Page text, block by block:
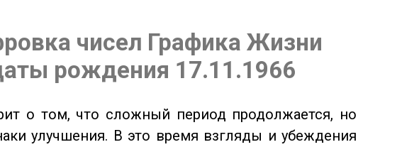
чисел Графика Жизни
рождения 17.11.1966
о том, что сложный период продолжается, но
улучшения. В это время взгляды и убеждения